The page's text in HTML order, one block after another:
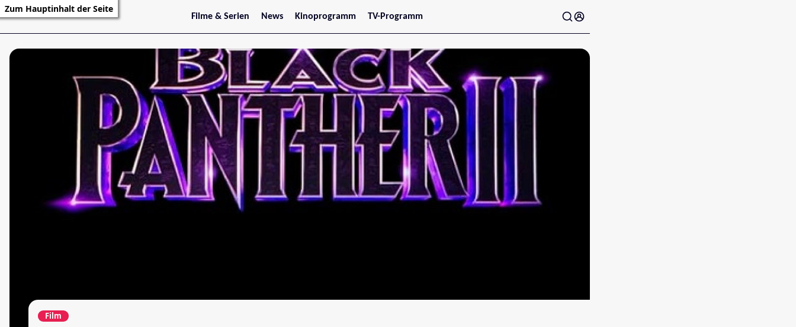
Zum Hauptinhalt der Seite
Filme & Serien
Trailer
Filmarchiv
Serienarchiv
News
Stars
Kinoprogramm
Jetzt im Kino
Wien
Niederösterreich
Oberösterreich
Steiermark
Burgenland
Kärnten
Salzburg
Tirol
Vorarlberg
TV-Programm
Film